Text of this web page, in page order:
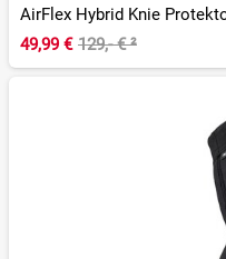
AirFlex Hybrid Knie
49,99 € 129,- €²